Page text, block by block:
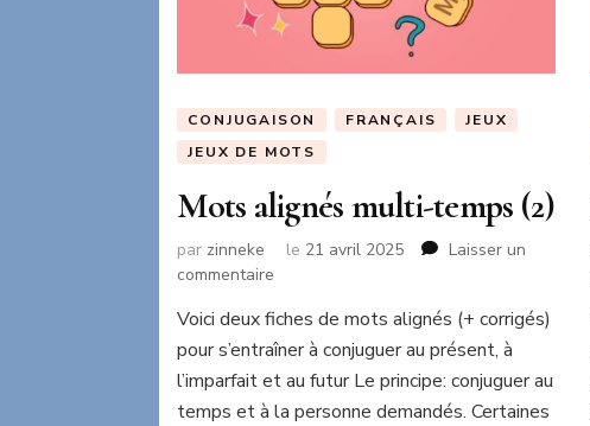
CONJUGAISON FRANÇAIS
JEUX
JEUX DE MOTS
Mots alignés multi-temps (2)
par zinneke le 21 avril 2025
Laisser un
commentaire
alignés
multi-
temps
Voici deux fiches de mots alignés (+ corrigés)
pour s’entraîner à conjuguer au présent, à
l’imparfait et au futur Le principe: conjuguer au
temps et à la personne demandés. Certaines